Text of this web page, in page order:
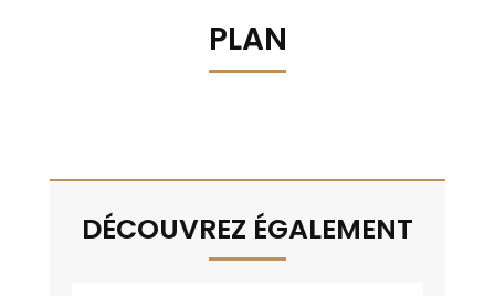
PLAN
DÉCOUVREZ ÉGALEMENT